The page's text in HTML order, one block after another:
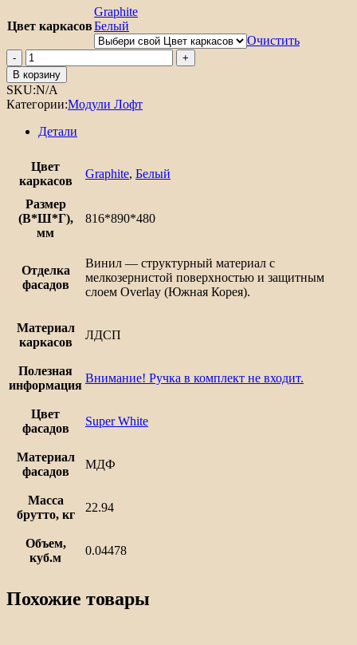
7
112₽
8
Цвет каркасов
Graphite
Белый
Очистить
Количество
товара
Шкаф
нижний
угловой
Лофт
В корзину
SKU:N/A
Категории:Модули Лофт
Детали
Цвет
каркасов
Graphite, Белый
Размер
(В*Ш*Г),
мм
816*890*480
Отделка
фасадов
Винил — структурный материал с
мелкозернистой поверхностью и защитным
слоем Overlay (Южная Корея).
Материал
каркасов
ЛДСП
Полезная
информация
Внимание! Ручка в комплект не входит.
Цвет
фасадов
Super White
Материал
фасадов
МДФ
Масса
брутто, кг
22.94
Объем,
куб.м
0.04478
Похожие товары